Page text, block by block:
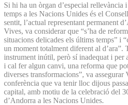
Si hi ha un òrgan d’especial rellevància
temps a les Nacions Unides és el
sentit, l’actual representant permanent
Vives, va considerar que “s’ha de
situacions delicades els últims temps” i
un moment totalment diferent al d’ara”.
instrument inútil, però sí inadequat i per
i cal fer algun canvi, una reforma que
diverses transformacions”, va assegurar
conferència que va tenir lloc dijous
capital, amb motiu de la celebració del
d’Andorra a les Nacions Unides.